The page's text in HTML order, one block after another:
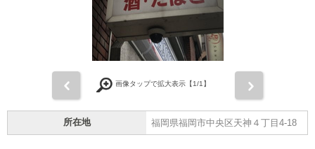
画像タップで拡大表示【1/1】
所在地 福岡県福岡市中央区天神４丁目4-18